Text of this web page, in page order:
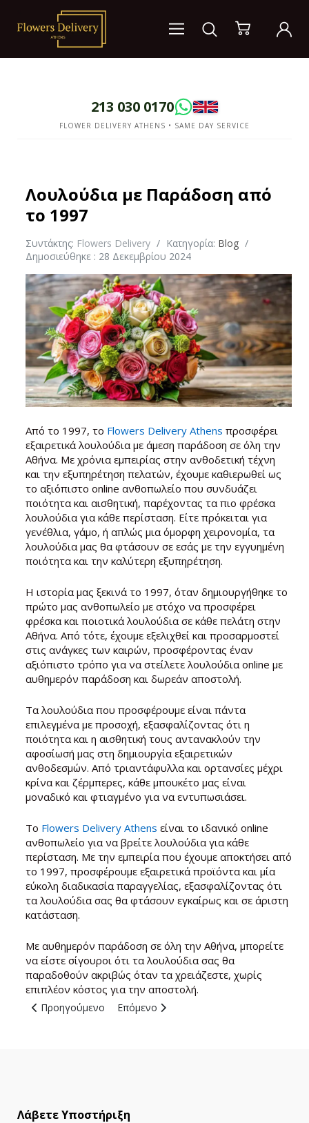
213 030 0170
FLOWER DELIVERY ATHENS • SAME DAY SERVICE
Λουλούδια με Παράδοση από
το 1997
Συντάκτης: Flowers Delivery Κατηγορία: Blog
Δημοσιεύθηκε : 28 Δεκεμβρίου 2024
Από το 1997, το Flowers Delivery Athens προσφέρει
εξαιρετικά λουλούδια με άμεση παράδοση σε όλη την
Αθήνα. Με χρόνια εμπειρίας στην ανθοδετική τέχνη
και την εξυπηρέτηση πελατών, έχουμε καθιερωθεί ως
το αξιόπιστο online ανθοπωλείο που συνδυάζει
ποιότητα και αισθητική, παρέχοντας τα πιο φρέσκα
λουλούδια για κάθε περίσταση. Είτε πρόκειται για
γενέθλια, γάμο, ή απλώς μια όμορφη χειρονομία, τα
λουλούδια μας θα φτάσουν σε εσάς με την εγγυημένη
ποιότητα και την καλύτερη εξυπηρέτηση.
Η ιστορία μας ξεκινά το 1997, όταν δημιουργήθηκε το
πρώτο μας ανθοπωλείο με στόχο να προσφέρει
φρέσκα και ποιοτικά λουλούδια σε κάθε πελάτη στην
Αθήνα. Από τότε, έχουμε εξελιχθεί και προσαρμοστεί
στις ανάγκες των καιρών, προσφέροντας έναν
αξιόπιστο τρόπο για να στείλετε λουλούδια online με
αυθημερόν παράδοση και δωρεάν αποστολή.
Τα λουλούδια που προσφέρουμε είναι πάντα
επιλεγμένα με προσοχή, εξασφαλίζοντας ότι η
ποιότητα και η αισθητική τους αντανακλούν την
αφοσίωσή μας στη δημιουργία εξαιρετικών
ανθοδεσμών. Από τριαντάφυλλα και ορτανσίες μέχρι
κρίνα και ζέρμπερες, κάθε μπουκέτο μας είναι
μοναδικό και φτιαγμένο για να εντυπωσιάσει.
Το Flowers Delivery Athens είναι το ιδανικό online
ανθοπωλείο για να βρείτε λουλούδια για κάθε
περίσταση. Με την εμπειρία που έχουμε αποκτήσει από
το 1997, προσφέρουμε εξαιρετικά προϊόντα και μία
εύκολη διαδικασία παραγγελίας, εξασφαλίζοντας ότι
τα λουλούδια σας θα φτάσουν εγκαίρως και σε άριστη
κατάσταση.
Με αυθημερόν παράδοση σε όλη την Αθήνα, μπορείτε
να είστε σίγουροι ότι τα λουλούδια σας θα
παραδοθούν ακριβώς όταν τα χρειάζεστε, χωρίς
επιπλέον κόστος για την αποστολή.
Προηγούμενο άρθρο: Bloom Athens
Προηγούμενο Επόμενο άρθρο: Άνθη της Αθήνας:
Επόμενο
Λάβετε Υποστήριξη